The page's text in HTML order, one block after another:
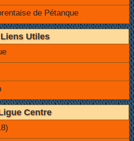
de Pétanque
Liens Utiles
Centre